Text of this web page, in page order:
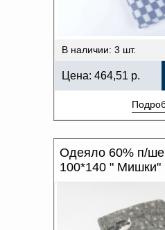
В наличии: 3 шт.
Цена: 464,51 р.
Одеяло 60% п/
100*140 " Мишки"